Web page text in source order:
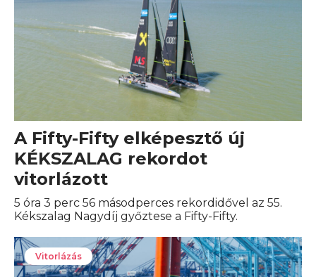
A Fifty-Fifty elképesztő új
KÉKSZALAG rekordot
vitorlázott
5 óra 3 perc 56 másodperces rekordidővel az 55.
Kékszalag Nagydíj győztese a Fifty-Fifty.
Vitorlázás